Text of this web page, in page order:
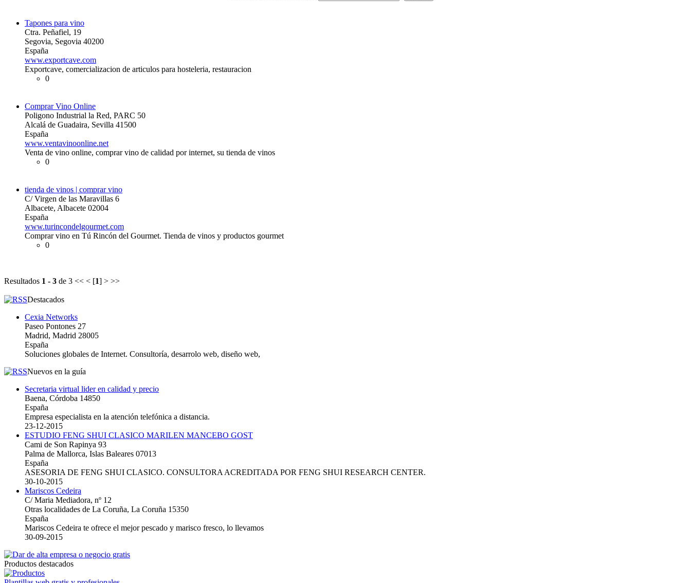
Tapones para vino
Ctra. Peñafiel, 19
Segovia, Segovia 40200
España
www.exportcave.com
Exportcave, comercializacion de articulos para hosteleria, restauracion
0
Comprar Vino Online
Poligono Industrial la Red, PARC 50
Alcalá de Guadaira, Sevilla 41500
España
www.ventavinoonline.net
Venta de vino online, comprar vino de calidad por internet, su tienda de vinos
0
tienda de vinos | comprar vino
C/ Virgen de las Maravillas 6
Albacete, Albacete 02004
España
www.turincondelgourmet.com
Comprar vino en Tú Rincón del Gourmet. Tienda de vinos y productos gourmet
0
Resultados 1 - 3 de 3 << < [1] > >>
Destacados
Cexia Networks
Paseo Pontones 27
Madrid, Madrid 28005
España
Soluciones globales de Internet. Consultoría, desarrolo web, diseño web,
Nuevos en la guía
Secretaria virtual lider en calidad y precio
Baena, Córdoba 14850
España
Empresa especialista en la atención telefónica a distancia.
23-12-2015
ESTUDIO FENG SHUI CLASICO MARILEN MANCEBO GOST
Cami de Son Rapinya 93
Palma de Mallorca, Islas Baleares 07013
España
ASESORIA DE FENG SHUI CLASICO. CONSULTORA ACREDITADA POR FENG SHUI RESEARCH CENTER.
30-10-2015
Mariscos Cedeira
C/ Maria Mediadora, nº 12
Otras localidades de La Coruña, La Coruña 15350
España
Mariscos Cedeira te ofrece el mejor pescado y marisco fresco, lo llevamos
30-09-2015
Productos destacados